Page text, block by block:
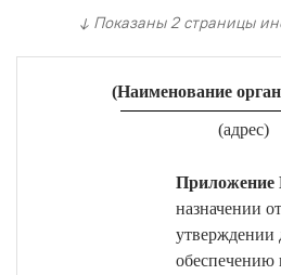
↓ Показаны 2 страницы
(Наименование
(адрес)
Приложение
назначении
утверждении
обеспечению